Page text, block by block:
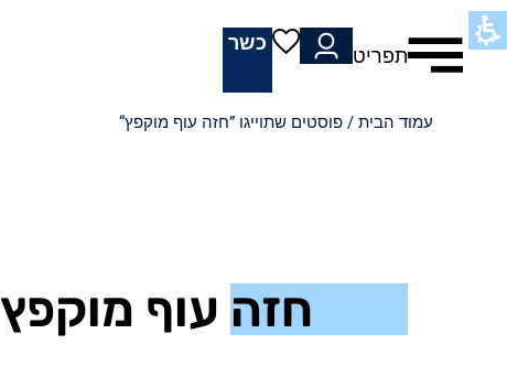
תפריט
כשר
עמוד הבית / פוסטים שתוייגו ”חזה עוף מוקפץ“
חזה עוף מוקפץ